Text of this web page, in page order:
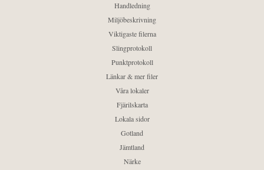
Handledning
Miljöbeskrivning
Viktigaste filerna
Slingprotokoll
Punktprotokoll
Länkar & mer filer
Våra lokaler
Fjärilskarta
Lokala sidor
Gotland
Jämtland
Närke